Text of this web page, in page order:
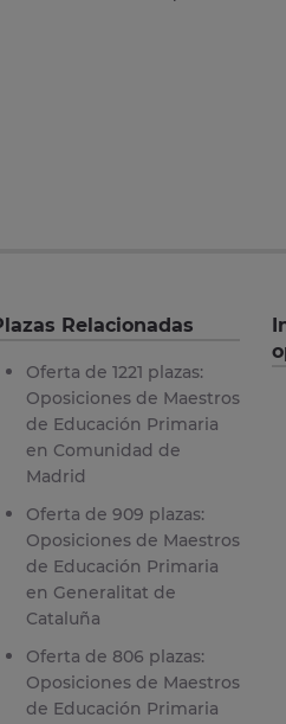
Relacionadas
Oferta de 1221 plazas:
Oposiciones de Maestros
de Educación Primaria
en Comunidad de
Madrid
Oferta de 909 plazas:
Oposiciones de Maestros
de Educación Primaria
en Generalitat de
Cataluña
Oferta de 806 plazas:
Oposiciones de Maestros
de Educación Primaria